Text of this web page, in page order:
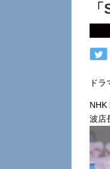
ド
NHK
波店